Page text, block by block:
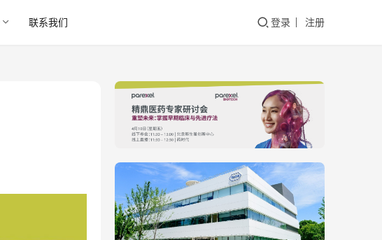
联系我们 登录 注册